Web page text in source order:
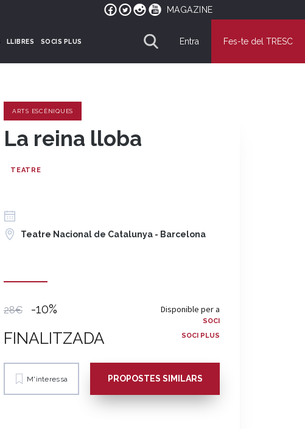
MAGAZINE
LLIBRES SOCIS PLUS Entra Fes-te del TRESC
ARTS ESCÈNIQUES
La reina lloba
TEATRE
Teatre Nacional de Catalunya - Barcelona
28€ -10%
FINALITZADA
Disponible per a
SOCI
SOCI PLUS
M'interessa PROPOSTES SIMILARS